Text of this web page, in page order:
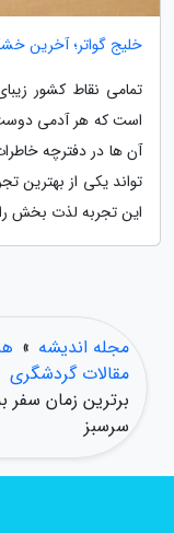
خلیج گواتر؛ آخرین
تمامی نقاط کشور
است که هر آدمی دوست
آن ها در دفترچه
تواند یکی از بهترین
این تجربه لذت بخش
مجله اندیشه »
مقالات گردشگری
برترین زمان سفر
سرسبز